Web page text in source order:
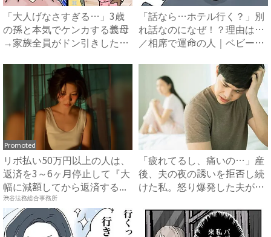
「大人げなさすぎる…」3歳
の孫と本気でケンカする義母
→家族全員がドン引きした、
「話なら…ホテル行く？」別
れ話なのになぜ！？理由は…
／相席で運命の人｜ベビーカ
Promoted
リボ払い50万円以上の人は、
返済を3～6ヶ月停止して『大
幅に減額してから返済する...
渋谷法務総合事務所
「疲れてるし、痛いの…」産
後、夫の夜の誘いを拒否し続
けた私。怒り爆発した夫がま